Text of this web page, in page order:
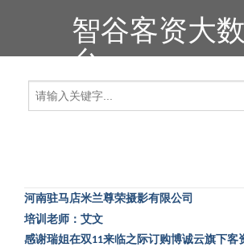
智谷客资大
台
河南驻马店米兰尊荣摄影有限公司
培训老师：艾文
感谢瑞姐在双11来临之际订购博诚云旗下客